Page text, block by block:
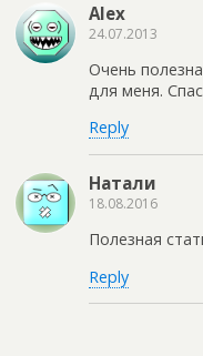
Alex
24.07.2013
Очень
для меня.
Reply
Натали
18.08.2016
Полезная
Reply